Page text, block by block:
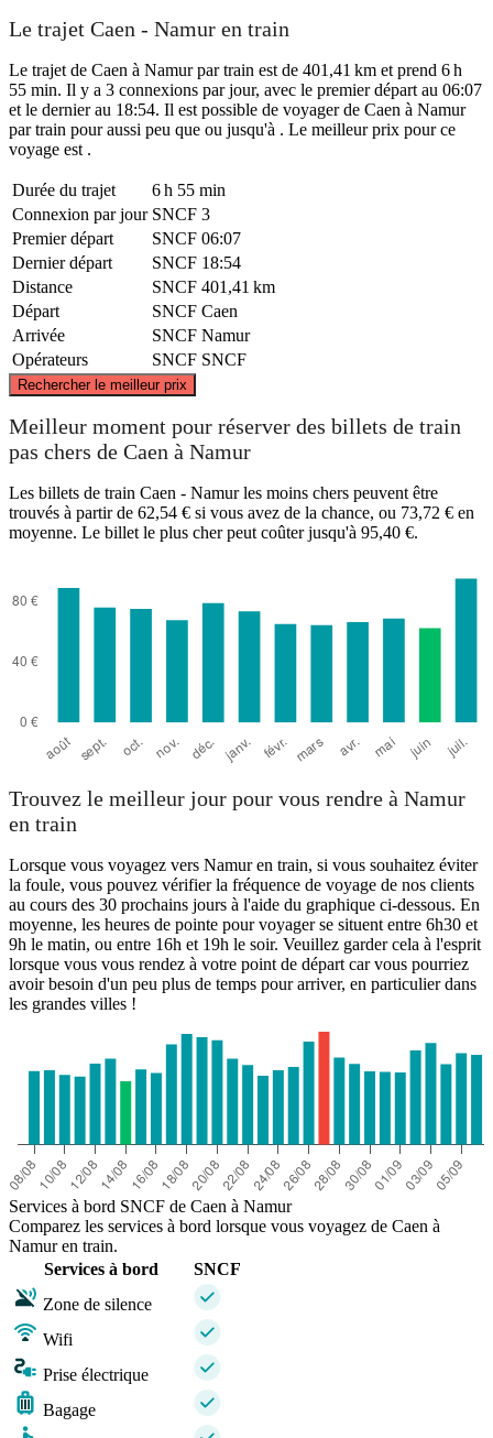
Le trajet Caen - Namur en train
Le trajet de Caen à Namur par train est de 401,41 km et prend 6 h
55 min. Il y a 3 connexions par jour, avec le premier départ au 06:07
et le dernier au 18:54. Il est possible de voyager de Caen à Namur
par train pour aussi peu que ou jusqu'à . Le meilleur prix pour ce
voyage est .
Durée du trajet
6 h 55 min
Connexion par jour SNCF 3
Premier départ
SNCF 06:07
Dernier départ
SNCF 18:54
Distance
SNCF 401,41 km
Départ
SNCF Caen
Arrivée
SNCF Namur
Opérateurs
SNCF SNCF
Rechercher le meilleur prix
Meilleur moment pour réserver des billets de train
pas chers de Caen à Namur
Les billets de train Caen - Namur les moins chers peuvent être
trouvés à partir de 62,54 € si vous avez de la chance, ou 73,72 € en
moyenne. Le billet le plus cher peut coûter jusqu'à 95,40 €.
Trouvez le meilleur jour pour vous rendre à Namur
en train
Lorsque vous voyagez vers Namur en train, si vous souhaitez éviter
la foule, vous pouvez vérifier la fréquence de voyage de nos clients
au cours des 30 prochains jours à l'aide du graphique ci-dessous. En
moyenne, les heures de pointe pour voyager se situent entre 6h30 et
9h le matin, ou entre 16h et 19h le soir. Veuillez garder cela à l'esprit
lorsque vous vous rendez à votre point de départ car vous pourriez
avoir besoin d'un peu plus de temps pour arriver, en particulier dans
les grandes villes !
Services à bord SNCF de Caen à Namur
Comparez les services à bord lorsque vous voyagez de Caen à
Namur en train.
Services à bord
SNCF
Zone de silence
Wifi
Prise électrique
Bagage